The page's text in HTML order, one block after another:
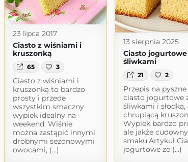
23 lipca 2017
Ciasto z wiśniami i
kruszonką
65 3
Ciasto z wiśniami i
kruszonką to bardzo
prosty i przede
wszystkim smaczny
wypiek idealny na
weekend. Wiśnie
można zastąpić innymi
drobnymi sezonowymi
owocami, (...)
13 sierpnia 2025
Ciasto jogurtowe
śliwkami
21 2
Przepis na pyszne
ciasto jogurtowe
śliwkami i słodką,
chrupiącą
Wypiek bardzo
ale jakże
smaku.Artykuł
jogurtowe ze (...)